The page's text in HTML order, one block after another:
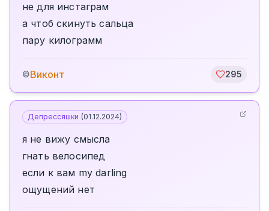
не для инстаграм
а чтоб скинуть сальца
пару килограмм
©Виконт 295
Депрессяшки (01.12.2024)
я не вижу смысла
гнать велосипед
если к вам my darling
ощущений нет